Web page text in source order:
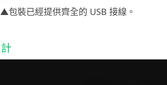
▲包裝已經提供齊全的 USB 接線。